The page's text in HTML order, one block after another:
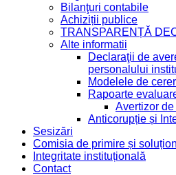
Bilanţuri contabile
Achiziții publice
TRANSPARENȚĂ
Alte informatii
Declaraţii de
personalului
Modelele de
Rapoarte
Avertizor
Anticorupție și
Sesizări
Comisia de primire și
Integritate instituțională
Contact